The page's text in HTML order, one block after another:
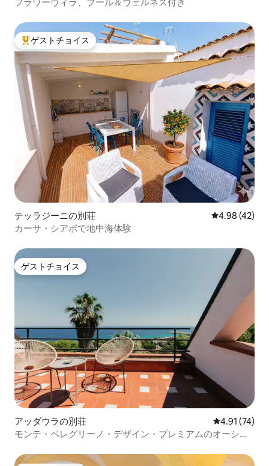
大好評のゲストチョイスです。
ゲストチョイス
テッラジーニの別荘 レビュー42
4.98 (42)
カーサ・シアポで地中海体験
ゲストチョイス
ゲストチョイス
アッダウラの別荘 レビュー74
4.91 (74)
モンテ・ペレグリーノ・デザイン・プレミアムのオーシャ